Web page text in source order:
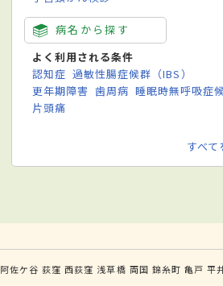
病名から探す
よく利用される条件
認知症 過敏性腸症候群（IBS）
更年期障害 歯周病 睡眠時無呼吸症
片頭痛
すべて
阿佐ケ谷 荻窪 西荻窪 浅草橋 両国 錦糸町 亀戸 平